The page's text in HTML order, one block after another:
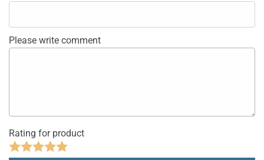
Please write comment
Rating for product